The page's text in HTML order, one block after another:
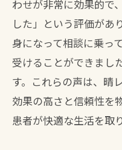
肩こり解消に
最新機器を使
わせが非常に効果的で
した」という評価があ
身になって相談に乗っ
受けることができまし
す。これらの声は、晴
効果の高さと信頼性を
患者が快適な生活を取